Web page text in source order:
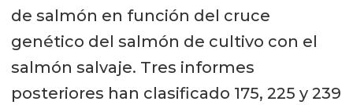
de salmón en función del cruce
genético del salmón de cultivo con el
salmón salvaje. Tres informes
posteriores han clasificado 175, 225 y 239